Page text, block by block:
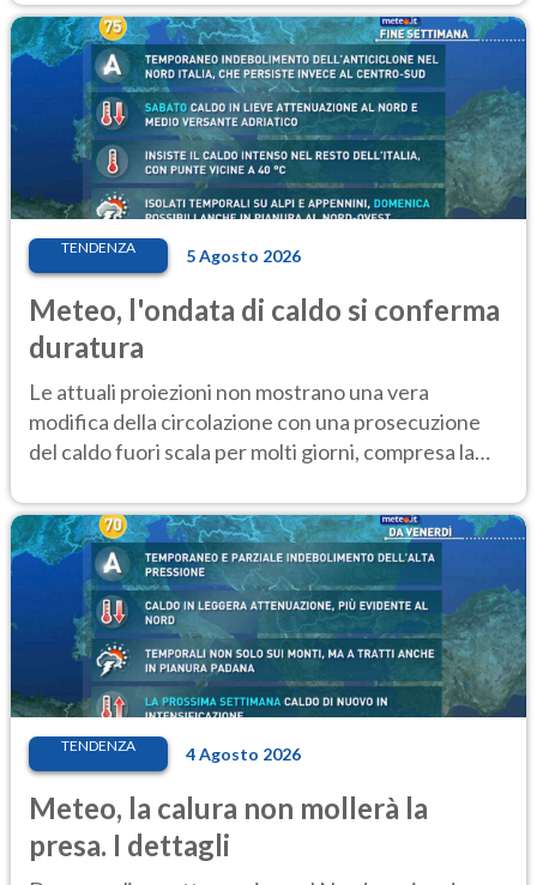
TENDENZA 5 Agosto 2026
Meteo, l'ondata di caldo si conferma
duratura
Le attuali proiezioni non mostrano una vera
modifica della circolazione con una prosecuzione
del caldo fuori scala per molti giorni, compresa la
TENDENZA 4 Agosto 2026
Meteo, la calura non mollerà la
presa. I dettagli